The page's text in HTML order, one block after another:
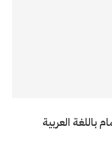
باللغة العربية